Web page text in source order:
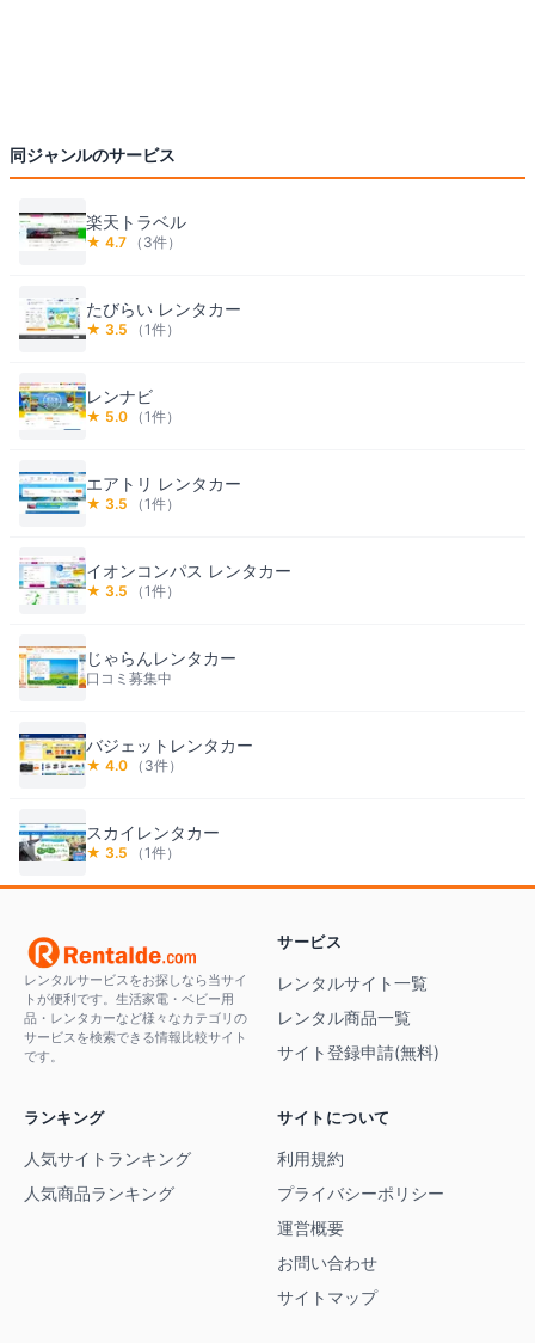
同ジャンルのサービス
楽天トラベル
★ 4.7 （ 3件）
たびらい レンタカー
★ 3.5 （1件）
レンナビ
★ 5.0 （1件）
エアトリ レンタカー
★ 3.5 （1件）
イオンコンパス レンタカー
★ 3.5 （1件）
じゃらんレンタカー
口コミ募集中
バジェットレンタカー
★ 4.0 （ 3件）
スカイレンタカー
★ 3.5 （1件）
レンタルサービスをお探しなら当サイ
トが便利です。生活家電・ベビー用
品・レンタカーなど様々なカテゴリの
サービスを検索できる情報比較サイト
です。
サービス
レンタルサイト一覧
レンタル商品一覧
サイト登録申請(無料)
ランキング
人気サイトランキング
人気商品ランキング
サイトについて
利用規約
プライバシーポリシー
運営概要
お問い合わせ
サイトマップ